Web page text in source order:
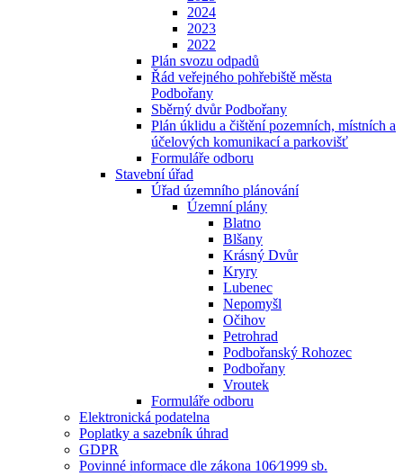
2024
2023
2022
Plán svozu odpadů
Řád veřejného pohřebiště města
Podbořany
Sběrný dvůr Podbořany
Plán úklidu a čištění pozemních, místních a
účelových komunikací a parkovišť
Formuláře odboru
Stavební úřad
Úřad územního plánování
Územní plány
Blatno
Blšany
Krásný Dvůr
Kryry
Lubenec
Nepomyšl
Očihov
Petrohrad
Podbořanský Rohozec
Podbořany
Vroutek
Formuláře odboru
Elektronická podatelna
Poplatky a sazebník úhrad
GDPR
Povinné informace dle zákona 106⁄1999 sb.